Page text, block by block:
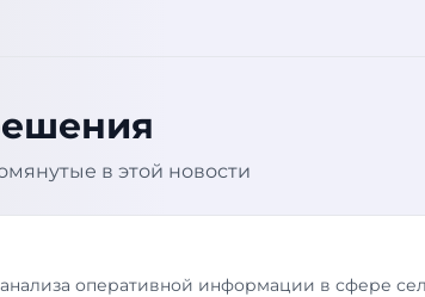
в этой новости
оперативной информации в сфере